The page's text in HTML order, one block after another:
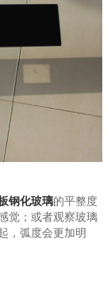
钢化玻璃的平整度
觉；或者观察玻璃
，弧度会更加明